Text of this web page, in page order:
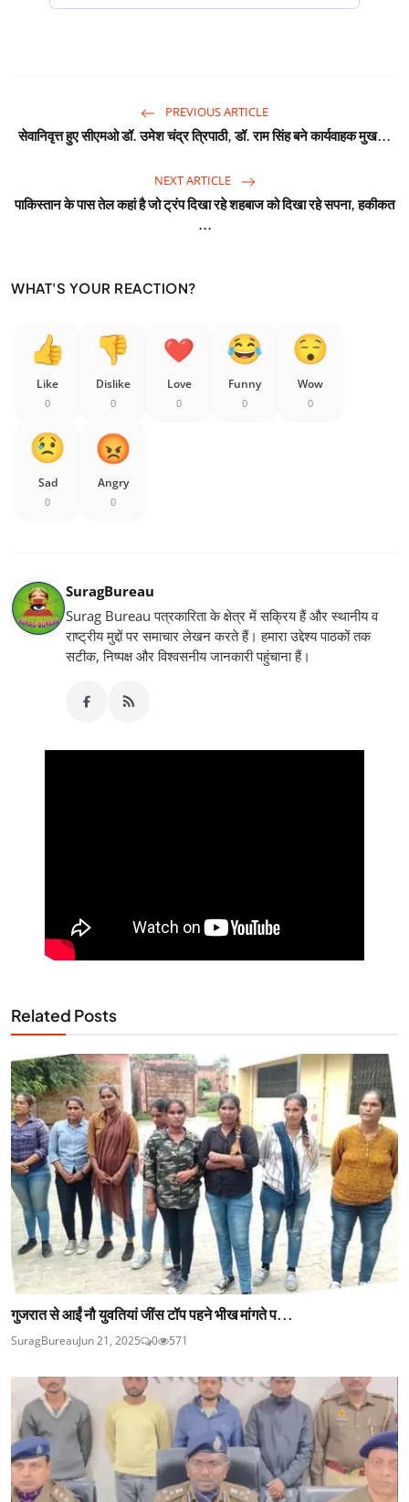
PREVIOUS ARTICLE
सेवानिवृत्त हुए सीएमओ डॉ. उमेश चंद्र त्रिपाठी, डॉ. राम सिंह बने कार्यवाहक मुख...
NEXT ARTICLE
पाकिस्तान के पास तेल कहां है जो ट्रंप दिखा रहे शहबाज को दिखा रहे सपना, हकीकत
...
WHAT'S YOUR REACTION?
Like
0
Dislike
0
Love
0
Funny
0
Wow
0
Sad
0
Angry
0
SuragBureau
Surag Bureau पत्रकारिता के क्षेत्र में सक्रिय हैं और स्थानीय व
राष्ट्रीय मुद्दों पर समाचार लेखन करते हैं। हमारा उद्देश्य पाठकों तक
सटीक, निष्पक्ष और विश्वसनीय जानकारी पहुंचाना हैं।
Related Posts
गुजरात से आईं नौ युवतियां जींस टॉप पहने भीख मांगते प...
SuragBureauJun 21, 2025 0 571